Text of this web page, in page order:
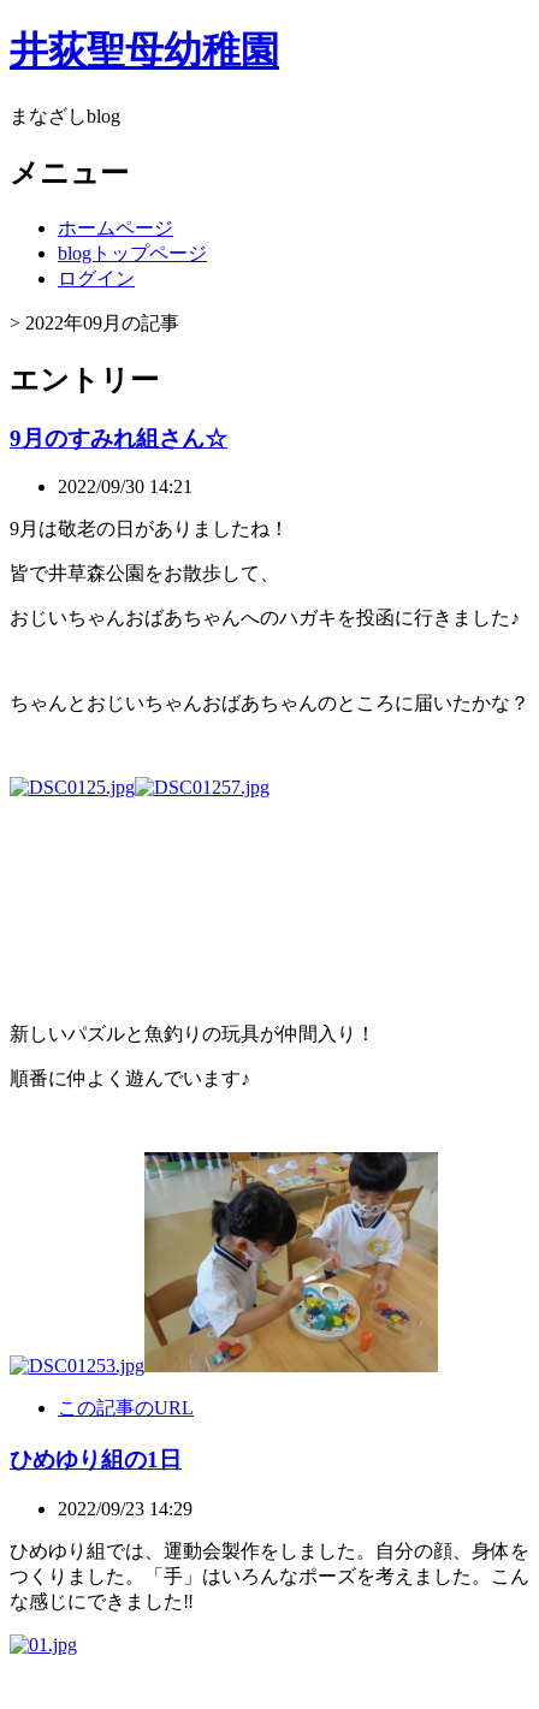
井荻聖母幼稚園
まなざしblog
メニュー
ホームページ
blogトップページ
ログイン
> 2022年09月の記事
エントリー
9月のすみれ組さん☆
2022/09/30 14:21
9月は敬老の日がありましたね！
皆で井草森公園をお散歩して、
おじいちゃんおばあちゃんへのハガキを投函に行きました♪
ちゃんとおじいちゃんおばあちゃんのところに届いたかな？
新しいパズルと魚釣りの玩具が仲間入り！
順番に仲よく遊んでいます♪
この記事のURL
ひめゆり組の1日
2022/09/23 14:29
ひめゆり組では、運動会製作をしました。自分の顔、身体を
つくりました。「手」はいろんなポーズを考えました。こん
な感じにできました‼